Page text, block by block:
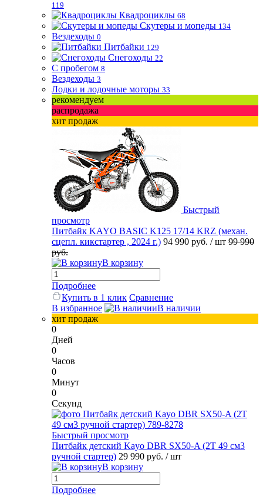
119
Квадроциклы 68
Скутеры и мопеды 134
Вездеходы 0
Питбайки 129
Снегоходы 22
С пробегом 8
Вездеходы 3
Лодки и лодочные моторы 33
рекомендуем
распродажа
хит продаж
Быстрый
просмотр
Питбайк KAYO BASIC K125 17/14 KRZ (механ.
сцепл. кикстартер , 2024 г.) 94 990 руб. / шт 99 990
руб.
В корзину
Подробнее
Купить в 1 клик Сравнение
В избранное
В наличии
хит продаж
0
Дней
0
Часов
0
Минут
0
Секунд
Быстрый просмотр
Питбайк детский Kayo DBR SX50-A (2T 49 см3
ручной стартер) 29 990 руб. / шт
В корзину
Подробнее